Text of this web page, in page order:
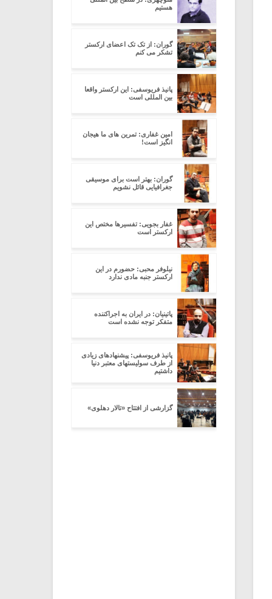
هستیم
گوران: از تک تک اعضای ارکستر
تشکر می کنم
پانیذ فریوسفی: این ارکستر واقعا
بین المللی است
امین غفاری: تمرین های ما هیجان
انگیز است!
گوران: بهتر است برای موسیقی
جغرافیایی قائل نشویم
غفار بجویی: تفسیرها مختص این
ارکستر است
نیلوفر محبی: حضورم در این
ارکستر جنبه مادی ندارد
پاتینیان: در ایران به اجراکننده
متفکر توجه نشده است
پانیذ فریوسفی: پیشنهادهای زیادی
از طرف سولیستهای معتبر دنیا
داشتیم
گزارشی از افتتاح «تالار دهلوی»